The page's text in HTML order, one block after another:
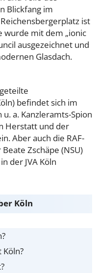
Blickfang im
ist
wurde mit dem „ionic
ausgezeichnet und
Glasdach.
befindet sich im
a. Kanzleramts-Spion
Herstatt und der
Aber auch die RAF-
Zschäpe (NSU)
der JVA Köln
Köln